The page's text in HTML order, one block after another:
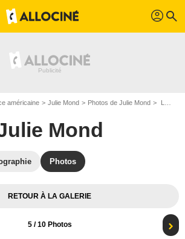
profil search
américaine Julie Mond Photos de Julie Mond La Saison des amours (TV) : Photo Julie Mond, Trevor Donovan
Mond
Photos
RETOUR À LA GALERIE
5/ 10 Photos